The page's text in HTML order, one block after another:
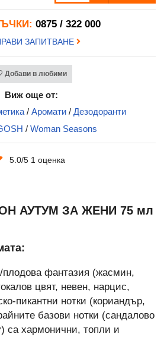
0875 / 322 000
ЗАПИТВАНЕ
Добави в любими
Виж още от:
/ Аромати / Дезодоранти
/ Woman Seasons
5.0/5 1 оценка
АУТУМ ЗА ЖЕНИ 75 мл
плодова фантазия (жасмин,
цвят, невен, нарцис,
пикантни нотки (кориандър,
базови нотки (сандалово
са хармонични, топли и